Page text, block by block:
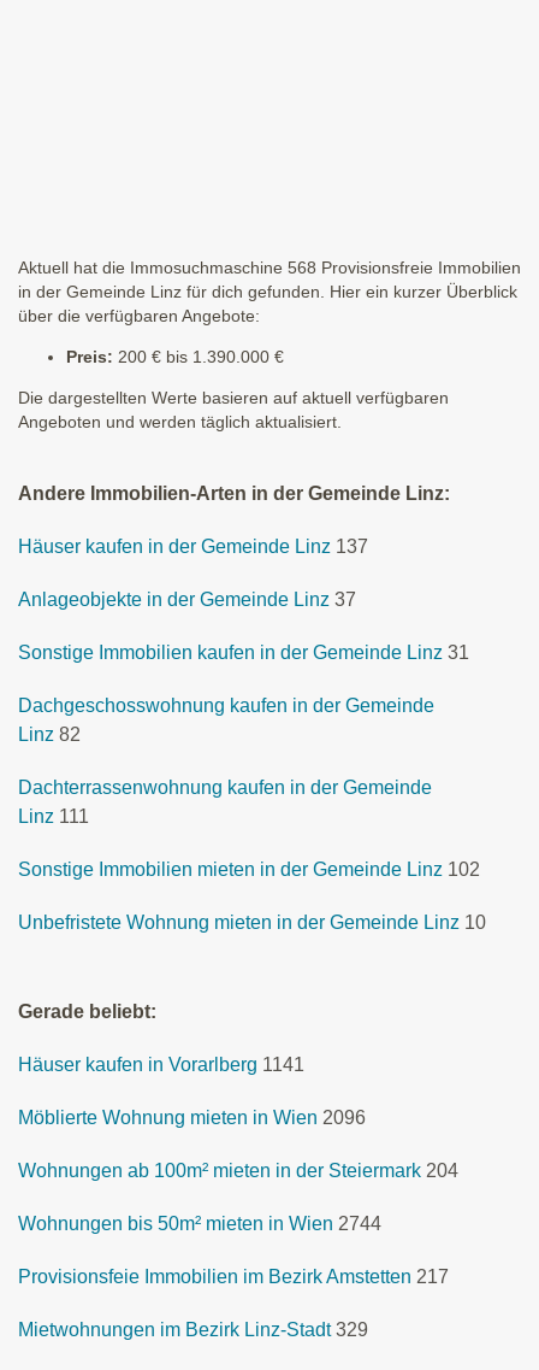
Aktuell hat die Immosuchmaschine 568 Provisionsfreie Immobilien
in der Gemeinde Linz für dich gefunden. Hier ein kurzer Überblick
über die verfügbaren Angebote:
Preis: 200 € bis 1.390.000 €
Die dargestellten Werte basieren auf aktuell verfügbaren
Angeboten und werden täglich aktualisiert.
Andere Immobilien-Arten in der Gemeinde Linz:
Häuser kaufen in der Gemeinde Linz 137
Anlageobjekte in der Gemeinde Linz 37
Sonstige Immobilien kaufen in der Gemeinde Linz 31
Dachgeschosswohnung kaufen in der Gemeinde
Linz 82
Dachterrassenwohnung kaufen in der Gemeinde
Linz 111
Sonstige Immobilien mieten in der Gemeinde Linz 102
Unbefristete Wohnung mieten in der Gemeinde Linz 10
Gerade beliebt:
Häuser kaufen in Vorarlberg 1141
Möblierte Wohnung mieten in Wien 2096
Wohnungen ab 100m² mieten in der Steiermark 204
Wohnungen bis 50m² mieten in Wien 2744
Provisionsfeie Immobilien im Bezirk Amstetten 217
Mietwohnungen im Bezirk Linz-Stadt 329